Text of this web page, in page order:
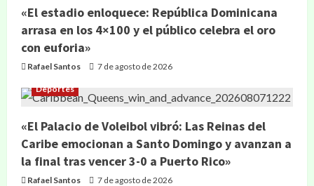
«El estadio enloquece: República Dominicana
arrasa en los 4×100 y el público celebra el oro
con euforia»
Rafael Santos 7 de agosto de 2026
Deportes
«El Palacio de Voleibol vibró: Las Reinas del
Caribe emocionan a Santo Domingo y avanzan a
la final tras vencer 3-0 a Puerto Rico»
Rafael Santos 7 de agosto de 2026